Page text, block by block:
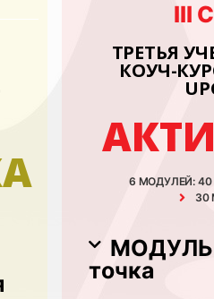
III
ТРЕТЬЯ
КОУЧ-
6 МОДУЛЕЙ:
30
МОДУЛЬ
точка